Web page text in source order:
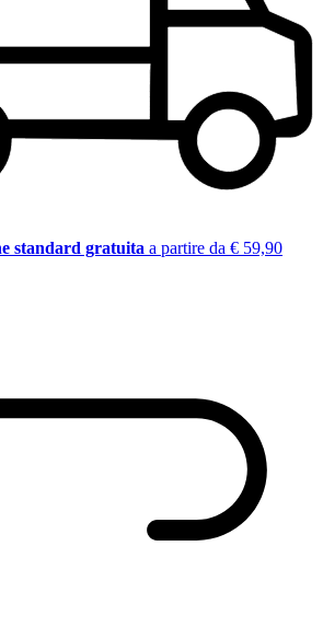
standard gratuita a partire da € 59,90